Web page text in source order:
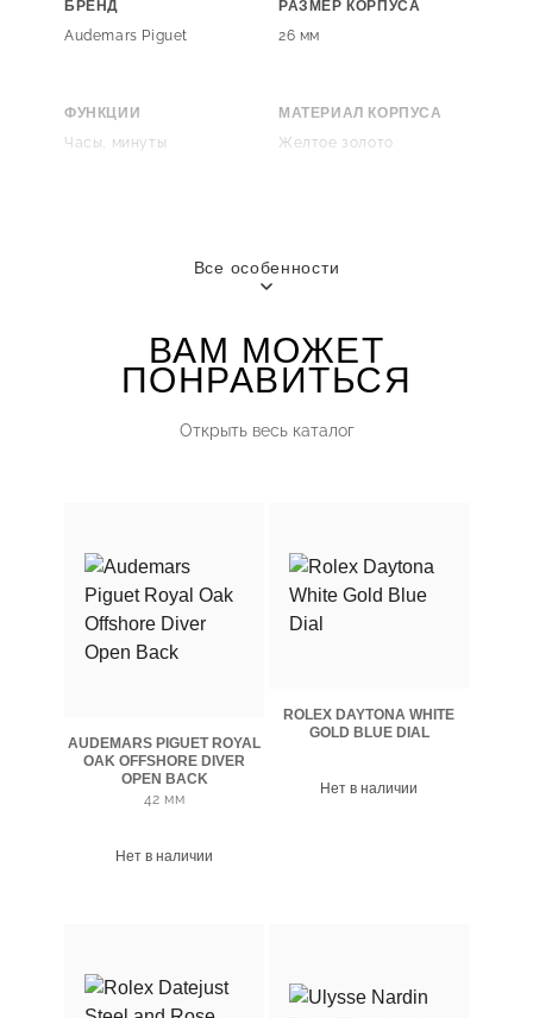
БРЕНД
Audemars Piguet
РАЗМЕР КОРПУСА
26 мм
ФУНКЦИИ
Часы, минуты
МАТЕРИАЛ КОРПУСА
Желтое золото
Все особенности
ВАМ МОЖЕТ
ПОНРАВИТЬСЯ
Открыть весь каталог
AUDEMARS PIGUET ROYAL
OAK OFFSHORE DIVER
OPEN BACK
42 мм
Нет в наличии
ROLEX DAYTONA WHITE
GOLD BLUE DIAL
Нет в наличии